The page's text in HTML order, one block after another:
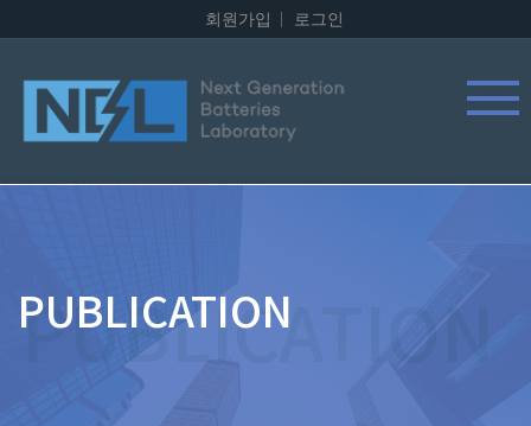
회원가입 로그인
PUBLICATION